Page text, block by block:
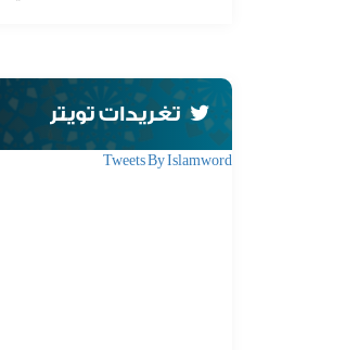
تغريدات تويتر
Tweets By Islamword